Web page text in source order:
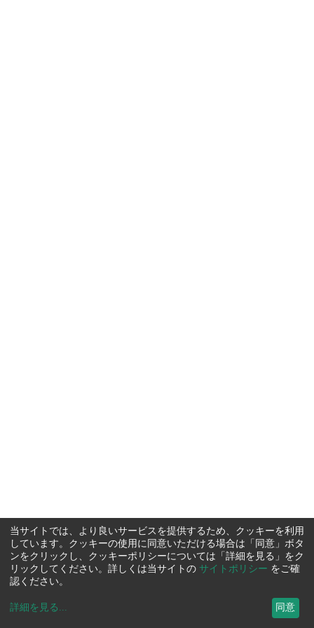
当サイトでは、より良いサービスを提供するため、クッキーを利用
しています。クッキーの使用に同意いただける場合は「同意」ボタ
ンをクリックし、クッキーポリシーについては「詳細を見る」をク
リックしてください。詳しくは当サイトの サイトポリシー をご確
認ください。
詳細を見る ... 同意